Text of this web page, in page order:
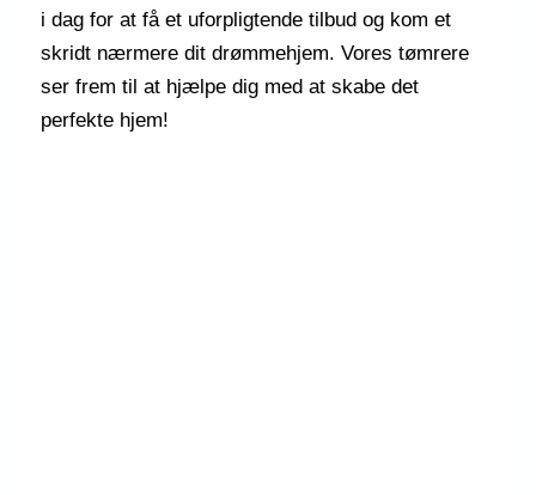
i dag for at få et uforpligtende tilbud og kom et
skridt nærmere dit drømmehjem. Vores tømrere
ser frem til at hjælpe dig med at skabe det
perfekte hjem!